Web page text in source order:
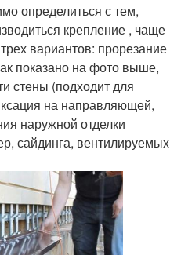
определиться с тем,
крепление , чаще
вариантов: прорезание
показано на фото выше,
стены (подходит для
на направляющей,
наружной отделки
сайдинга, вентилируемых